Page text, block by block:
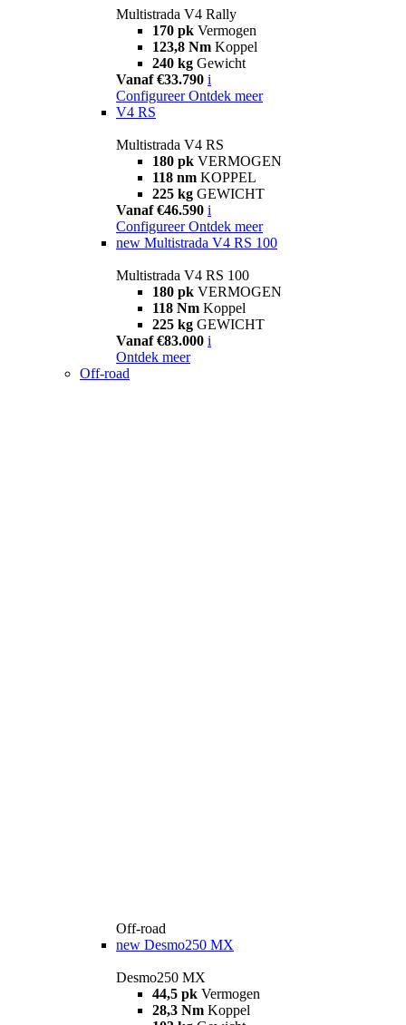
Multistrada V4 Rally
170 pk Vermogen
123,8 Nm Koppel
240 kg Gewicht
Vanaf €33.790 i
Configureer Ontdek meer
V4 RS
Multistrada V4 RS
180 pk VERMOGEN
118 nm KOPPEL
225 kg GEWICHT
Vanaf €46.590 i
Configureer Ontdek meer
new Multistrada V4 RS 100
Multistrada V4 RS 100
180 pk VERMOGEN
118 Nm Koppel
225 kg GEWICHT
Vanaf €83.000 i
Ontdek meer
Off-road
Off-road
new Desmo250 MX
Desmo250 MX
44,5 pk Vermogen
28,3 Nm Koppel